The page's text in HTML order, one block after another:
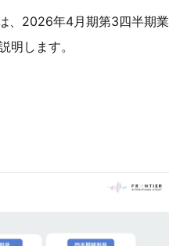
、2026年4月期第3四半期業
します。